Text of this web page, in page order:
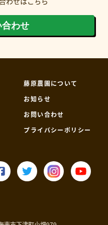
わせ
藤原農園について
お知らせ
お問い合わせ
プライバシーポリシー